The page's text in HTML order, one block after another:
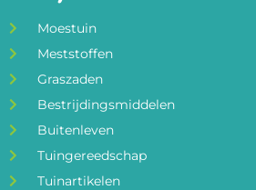
Moestuin
Meststoffen
Graszaden
Bestrijdingsmiddelen
Buitenleven
Tuingereedschap
Tuinartikelen